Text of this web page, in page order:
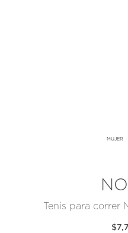
MUJER
Tenis para correr